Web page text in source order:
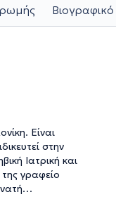
Είναι
στην
Ιατρική και
γραφείο